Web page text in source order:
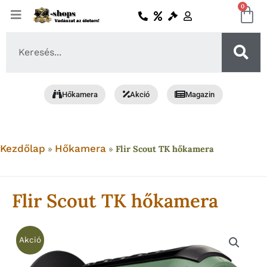
Skip
0
Hőkamera Akció Magazin
Kezdőlap » Hőkamera » Flir Scout TK hőkamera
Flir Scout TK hőkamera
Akció